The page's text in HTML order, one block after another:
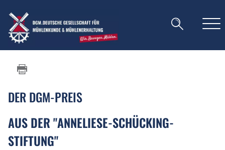
DER DGM-PREIS
AUS DER "ANNELIESE-SCHÜCKING-
STIFTUNG"